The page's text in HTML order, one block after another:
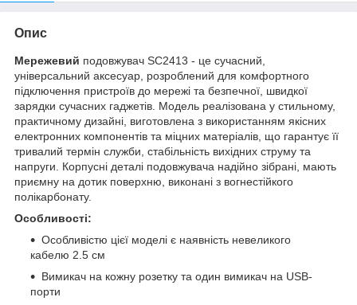
Опис
Мережевий подовжувач SC2413 - це сучасний,
універсальний аксесуар, розроблений для комфортного
підключення пристроїв до мережі та безпечної, швидкої
зарядки сучасних гаджетів. Модель реалізована у стильному,
практичному дизайні, виготовлена з використанням якісних
електронних компонентів та міцних матеріалів, що гарантує її
тривалий термін служби, стабільність вихідних струму та
напруги. Корпусні деталі подовжувача надійно зібрані, мають
приємну на дотик поверхню, виконані з вогнестійкого
полікарбонату.
Особливості:
Особливістю цієї моделі є наявність невеликого
кабелю 2.5 см
Вимикач на кожну розетку та один вимикач на USB-
порти